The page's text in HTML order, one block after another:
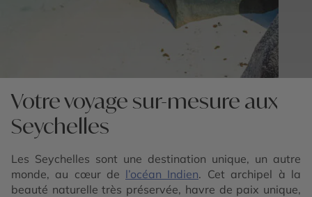
Votre voyage sur-mesure aux
Seychelles
Les Seychelles sont une destination unique, un autre
monde, au cœur de l’océan Indien. Cet archipel à la
beauté naturelle très préservée, havre de paix unique,